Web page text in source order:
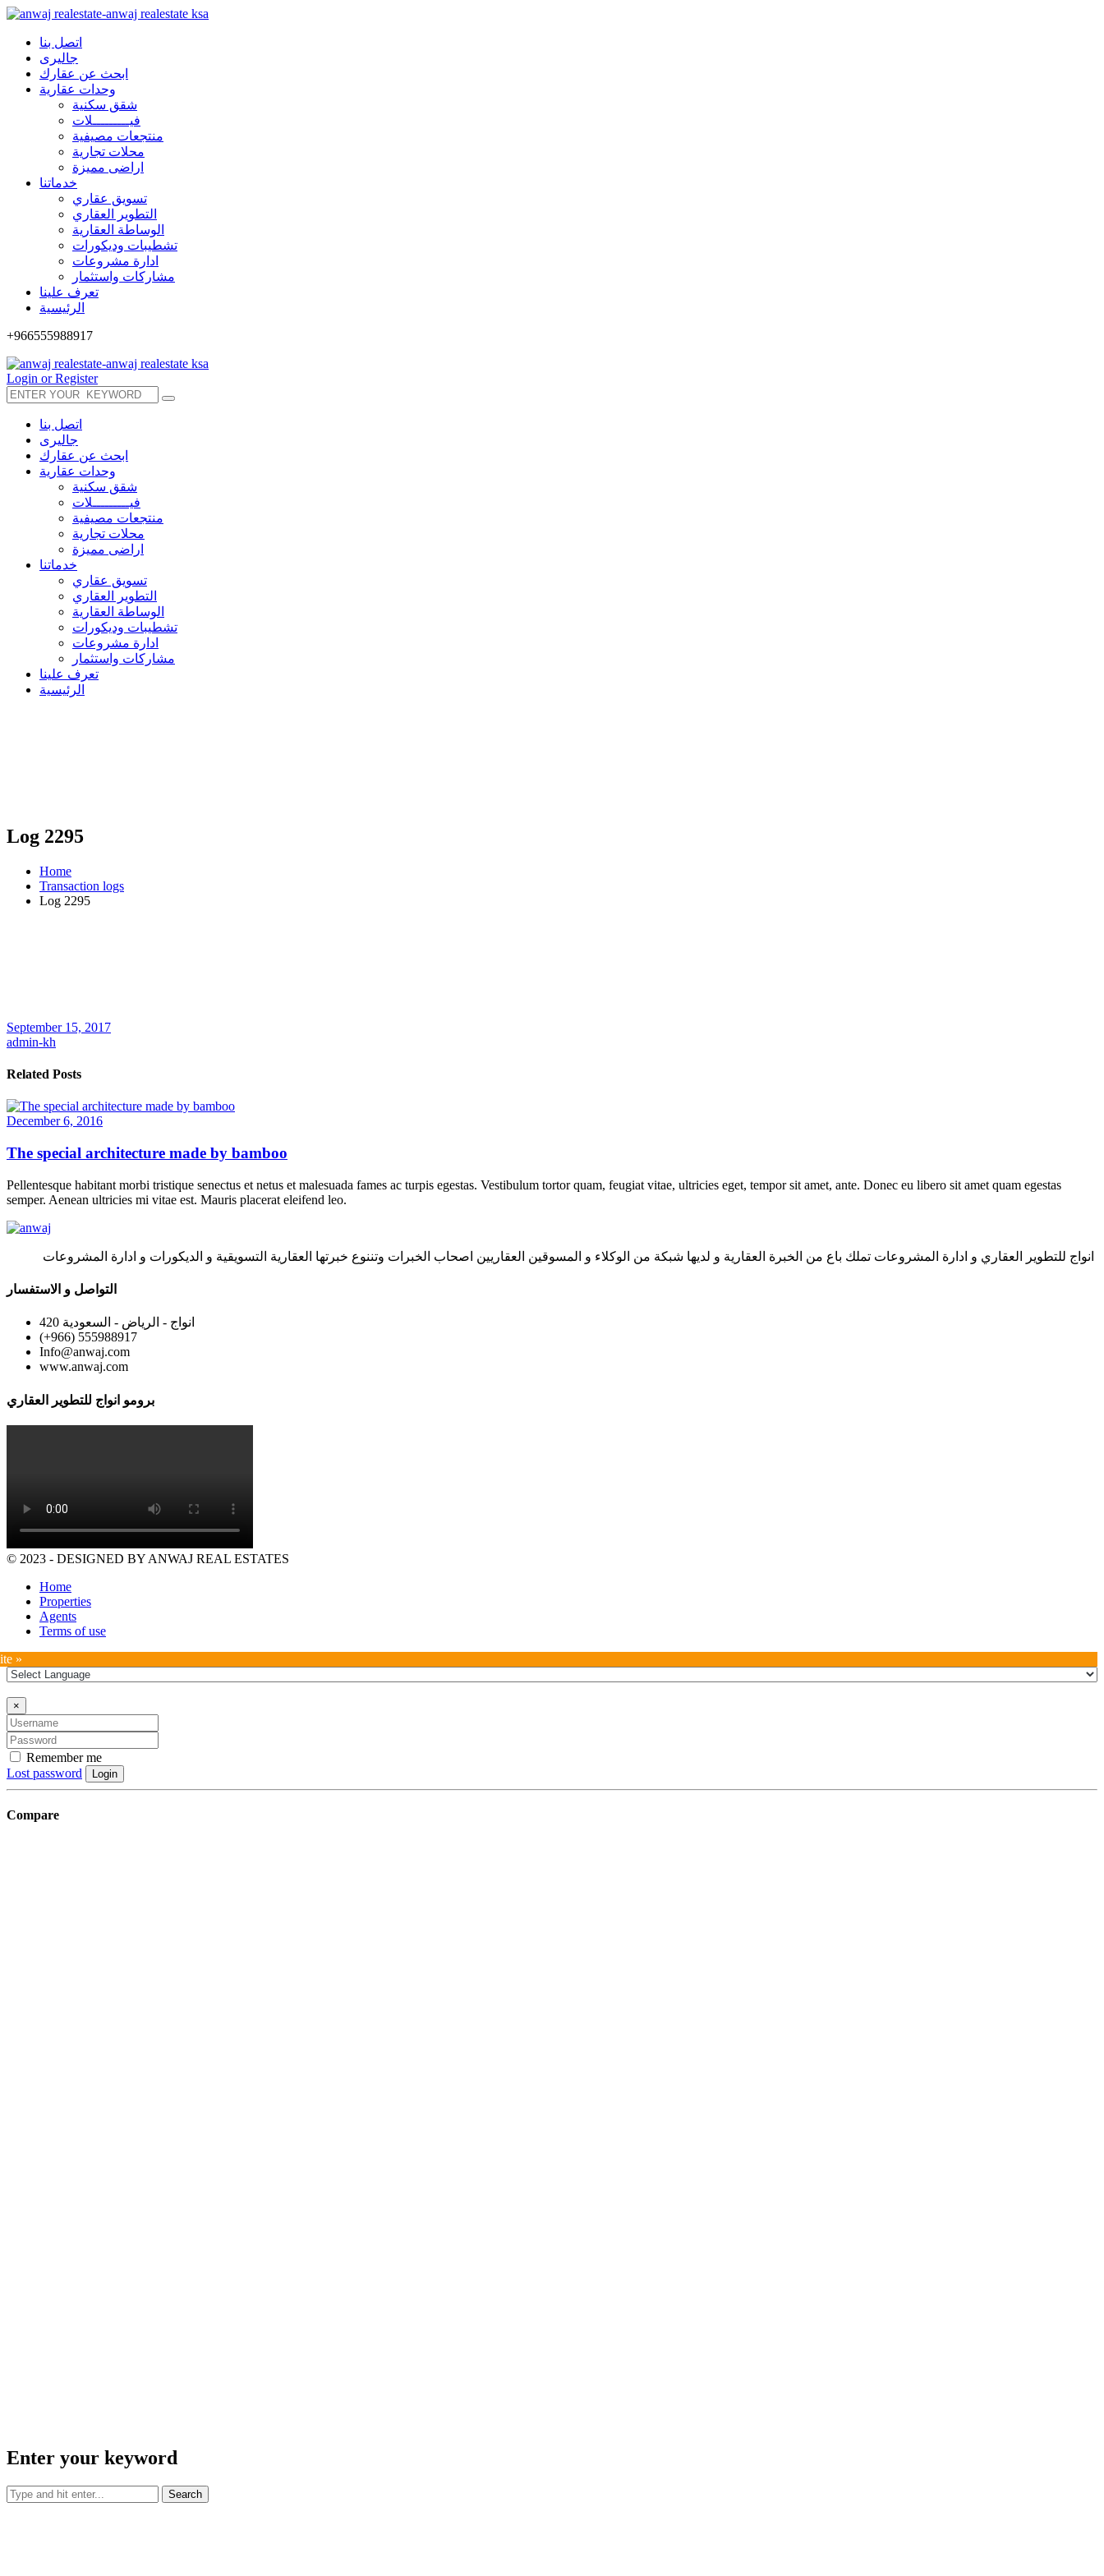
اتصل بنا
جاليرى
ابحث عن عقارك
وحدات عقارية
شقق سكنية
فيـــــــــلات
منتجعات مصيفية
محلات تجارية
اراضى مميزة
خدماتنا
تسويق عقاري
التطوير العقاري
الوساطة العقارية
تشطيبات وديكورات
ادارة مشروعات
مشاركات واستثمار
تعرف علينا
الرئيسية
+966555988917
Login or Register
اتصل بنا
جاليرى
ابحث عن عقارك
وحدات عقارية
شقق سكنية
فيـــــــــلات
منتجعات مصيفية
محلات تجارية
اراضى مميزة
خدماتنا
تسويق عقاري
التطوير العقاري
الوساطة العقارية
تشطيبات وديكورات
ادارة مشروعات
مشاركات واستثمار
تعرف علينا
الرئيسية
Log 2295
Home
Transaction logs
Log 2295
September 15, 2017
admin-kh
Related Posts
December 6, 2016
The special architecture made by bamboo
Pellentesque habitant morbi tristique senectus et netus et malesuada fames ac turpis egestas. Vestibulum tortor quam, feugiat vitae, ultricies eget, tempor sit amet, ante. Donec eu libero sit amet quam egestas
semper. Aenean ultricies mi vitae est. Mauris placerat eleifend leo.
انواج للتطوير العقاري و ادارة المشروعات تملك باع من الخبرة العقارية و لديها شبكة من الوكلاء و المسوقين العقاريين اصحاب الخبرات وتننوع خبرتها العقارية التسويقية و الديكورات و ادارة المشروعات
التواصل و الاستفسار
420 انواج - الرياض - السعودية
(+966) 555988917
Info@anwaj.com
www.anwaj.com
برومو انواج للتطوير العقاري
© 2023 - DESIGNED BY ANWAJ REAL ESTATES
Home
Properties
Agents
Terms of use
»
×
Remember me
Lost password
Login
Compare
Enter your keyword
Search